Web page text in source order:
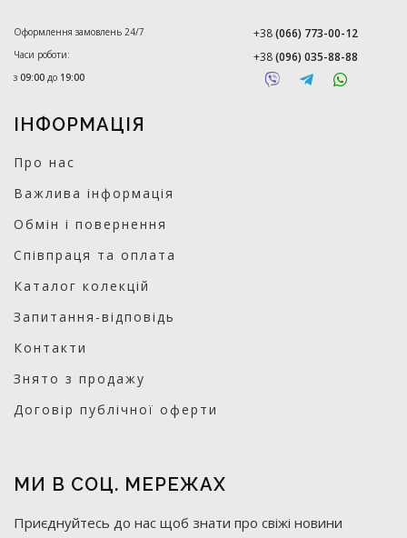
Оформлення замовлень 24/7
Часи роботи:
з 09:00 до 19:00
+38(066) 773-00-12
+38(096) 035-88-88
ІНФОРМАЦІЯ
Про нас
Важлива інформація
Обмін і повернення
Співпраця та оплата
Каталог колекцій
Запитання-відповідь
Контакти
Знято з продажу
Договір публічної оферти
МИ В СОЦ. МЕРЕЖАХ
Приєднуйтесь до нас щоб знати про свіжі новини